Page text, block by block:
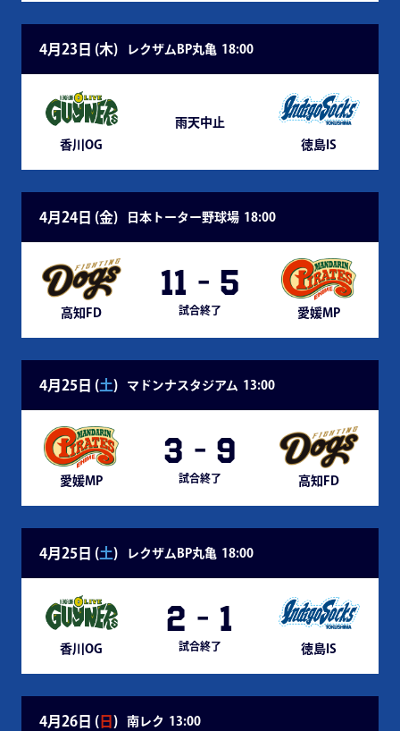
4月23日 (木) レクザムBP丸亀 18:00
香川OG
雨天中止
徳島IS
4月24日 (金) 日本トーター野球場 18:00
高知FD
11 - 5
試合終了 愛媛MP
4月25日 (土) マドンナスタジアム 13:00
愛媛MP
3 - 9
試合終了 高知FD
4月25日 (土) レクザムBP丸亀 18:00
香川OG
2 - 1
試合終了 徳島IS
4月26日 ( 日 ) 南レク 13:00